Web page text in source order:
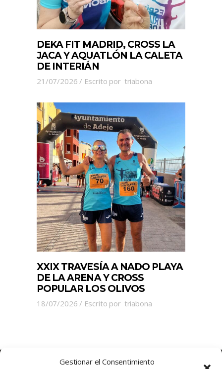
Gestionar el Consentimiento
DEKA FIT MADRID, CROSS LA
JACA Y AQUATLÓN LA CALETA
DE INTERIÁN
21/07/2026 Escrito por triabona
XXIX TRAVESÍA A NADO PLAYA
DE LA ARENA Y CROSS
POPULAR LOS OLIVOS
18/07/2026 Escrito por triabona